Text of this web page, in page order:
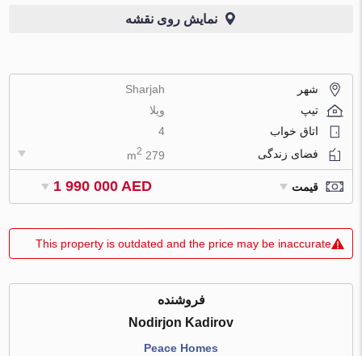
نمایش روی نقشه
شهر
Sharjah
تیپ
ویلا
اتاق خواب
4
فضای زندگی
279 m
2
قیمت 1 990 000 AED
This property is outdated and the price may be inaccurate
فروشنده
Nodirjon Kadirov
Peace Homes